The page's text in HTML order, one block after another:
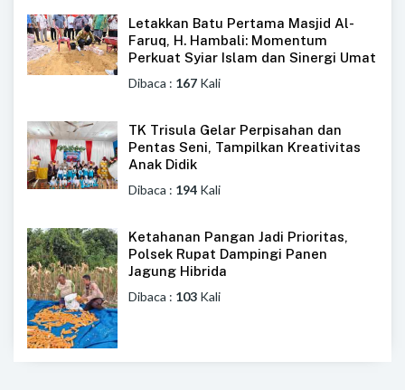
Letakkan Batu Pertama Masjid Al-
Faruq, H. Hambali: Momentum
Perkuat Syiar Islam dan Sinergi Umat
Dibaca : 167 Kali
TK Trisula Gelar Perpisahan dan
Pentas Seni, Tampilkan Kreativitas
Anak Didik
Dibaca : 194 Kali
Ketahanan Pangan Jadi Prioritas,
Polsek Rupat Dampingi Panen
Jagung Hibrida
Dibaca : 103 Kali